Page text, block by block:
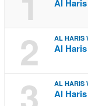
Al
2 AL HARIS
Al
AL HARIS
Al